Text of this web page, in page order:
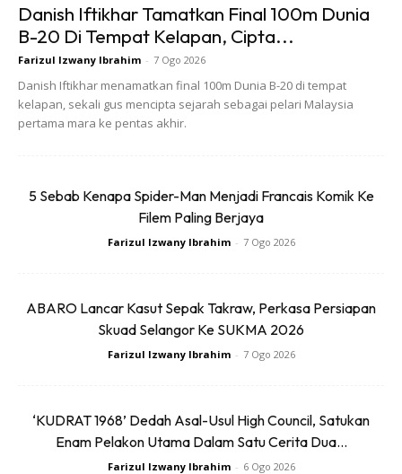
Mengenai senaman kardiovaskular, ia merangkumi aktiviti
yang dilakukan dalam tempoh yang lama namun tahap
bebanannya adalah dari tahap rendah ke sederhana.
Aktiviti-aktivti seperti jogging, ‘fast walk’ dan ‘jungle
memfokuskan kepada ketahan tulang badan yang lazimnya
Ads
Danish Iftikhar Tamatkan Final 100m Dunia
B-20 Di Tempat Kelapan, Cipta...
Farizul Izwany Ibrahim - 7 Ogo 2026
Danish Iftikhar menamatkan final 100m Dunia B-20 di tempat
kelapan, sekali gus mencipta sejarah sebagai pelari Malaysia
pertama mara ke pentas akhir.
5 Sebab Kenapa Spider-Man Menjadi Francais Komik Ke
Filem Paling Berjaya
Farizul Izwany Ibrahim - 7 Ogo 2026
ABARO Lancar Kasut Sepak Takraw, Perkasa Persiapan
Skuad Selangor Ke SUKMA 2026
Farizul Izwany Ibrahim - 7 Ogo 2026
‘KUDRAT 1968’ Dedah Asal-Usul High Council, Satukan
Enam Pelakon Utama Dalam Satu Cerita Dua...
Farizul Izwany Ibrahim - 6 Ogo 2026